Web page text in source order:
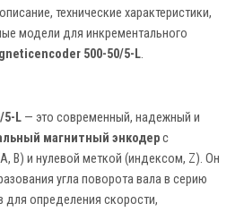
технические характеристики,
модели для инкрементального
500-50/5-L.
5-L — это современный, надежный и
магнитный энкодерс
B) и нулевой меткой (индексом, Z). Он
угла поворота вала в серию
для определения скорости,